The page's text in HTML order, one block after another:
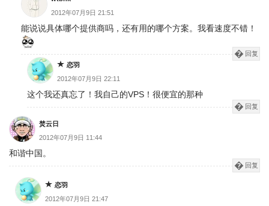
2012年07月9日 21:51
能说说具体哪个提供商吗，还有用的哪个方案。我看速度不错！
回复
恋羽
2012年07月9日 22:11
这个我还真忘了！我自己的VPS！很便宜的那种
回复
焚云日
2012年07月9日 11:44
和谐中国。
回复
恋羽
2012年07月9日 21:47